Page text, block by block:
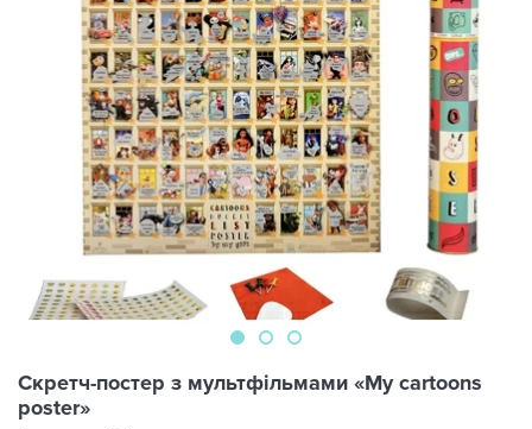
Скретч-постер з мультфільмами «My сartoons
рoster»